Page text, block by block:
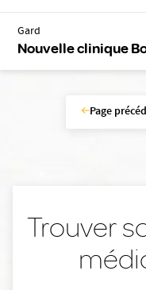
Gard
Nouvelle clinique
Page
Trouver